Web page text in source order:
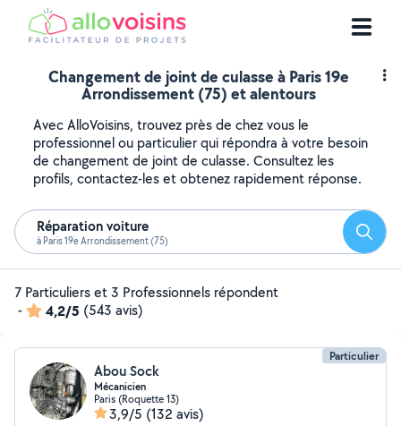
Changement de joint de culasse à Paris 19e
Arrondissement (75) et alentours
Avec AlloVoisins, trouvez près de chez vous le
professionnel ou particulier qui répondra à votre besoin
de changement de joint de culasse. Consultez les
profils, contactez-les et obtenez rapidement réponse.
Réparation voiture
à Paris 19e Arrondissement (75)
7 Particuliers et 3 Professionnels répondent
-
4,2/5 (543 avis)
Particulier
Abou Sock
Mécanicien
Paris (Roquette 13)
3,9/5 (132 avis)